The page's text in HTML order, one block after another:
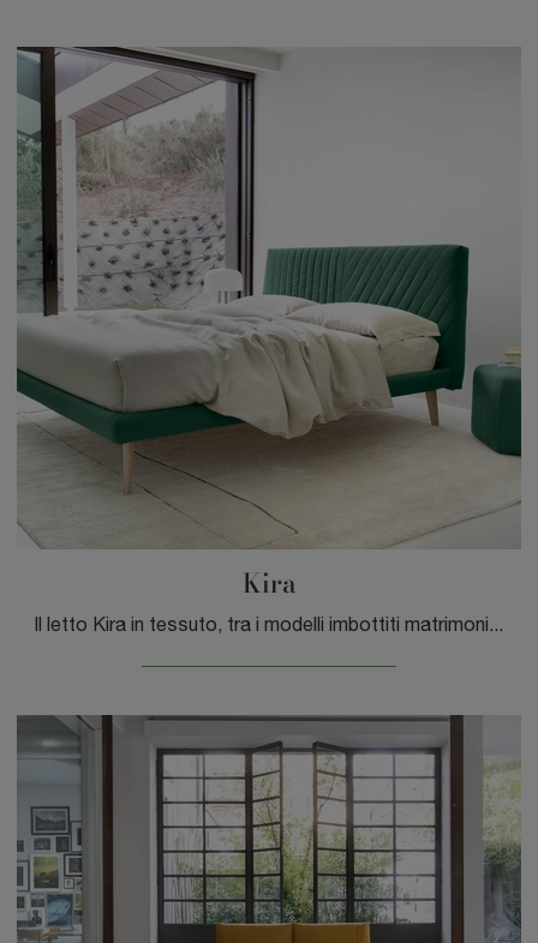
Kira
Il letto Kira in tessuto, tra i modelli imbottiti matrimoniali moderni di Noctis, è ideale per assicurarti il relax totale.